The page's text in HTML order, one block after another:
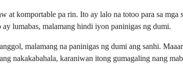
komportable pa rin. Ito ay lalo na totoo para sa
lumabas, malamang hindi iyon paninigas ng dumi.
malamang na paninigas ng dumi ang sanhi.
nakakabahala, karaniwan itong gumagaling nang